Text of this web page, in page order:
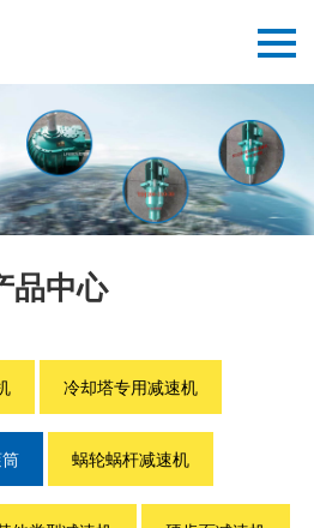
品中心
冷却塔专用减速机
蜗轮蜗杆减速机